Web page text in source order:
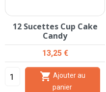
12 Sucettes Cup Cake
Candy
Prix
13,25 €

panier